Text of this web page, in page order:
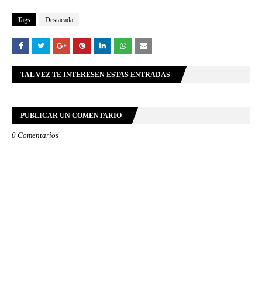
Tags Destacada
TAL VEZ TE INTERESEN ESTAS ENTRADAS
PUBLICAR UN COMENTARIO
0 Comentarios